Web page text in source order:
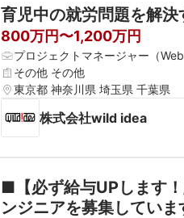
育児中の就労問題を解決
800万円〜1,200万円
プロジェクトマネージャー（
その他 その他
東京都 神奈川県 埼玉県 千葉県
株式会社wild idea
■【必ず給与UPします
ンジニアを募集していま